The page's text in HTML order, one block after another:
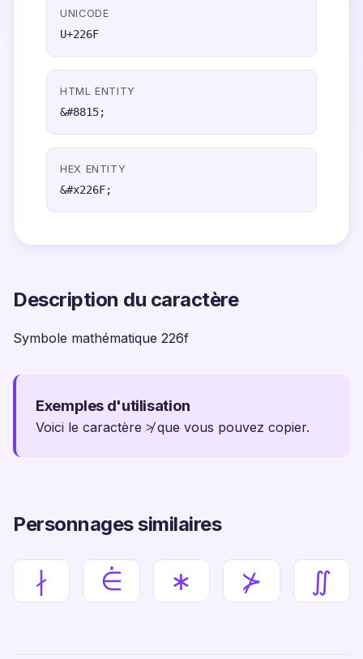
UNICODE
U+226F
HTML ENTITY
&#8815;
HEX ENTITY
&#x226F;
Description du caractère
Symbole mathématique 226f
Exemples d'utilisation
Voici le caractère ≯ que vous pouvez copier.
Personnages similaires
∤ ⋵ ∗ ⊁ ∬